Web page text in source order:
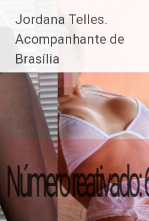
paraJordana Telles.
Acompanhante de
Brasília